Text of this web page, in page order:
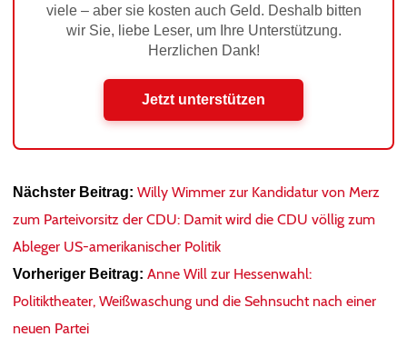
viele – aber sie kosten auch Geld. Deshalb bitten
wir Sie, liebe Leser, um Ihre Unterstützung.
Herzlichen Dank!
Jetzt unterstützen
Nächster Beitrag: Willy Wimmer zur Kandidatur von Merz
zum Parteivorsitz der CDU: Damit wird die CDU völlig zum
Ableger US-amerikanischer Politik
Vorheriger Beitrag: Anne Will zur Hessenwahl:
Politiktheater, Weißwaschung und die Sehnsucht nach einer
neuen Partei